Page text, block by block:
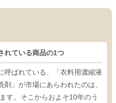
れている商品の1つ
呼ばれている、「衣料用濃縮液
」が市場にあらわれたのは、
す。そこからおよそ10年のう